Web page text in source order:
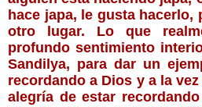
hace japa, le gusta hacerlo,
otro lugar. Lo que
profundo sentimiento
Sandilya, para dar un
recordando a Dios y a la
alegría de estar